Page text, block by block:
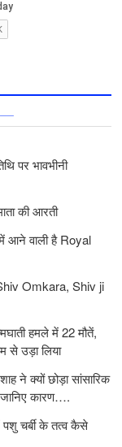
पर भावभीनी
की आरती
में आने वाली है Royal
Omkara, Shiv ji
हमले में 22 मौतें,
से उड़ा लिया
ने क्यों छोड़ा सांसारिक
कारण….
पशु चर्बी के तत्‍व कैसे